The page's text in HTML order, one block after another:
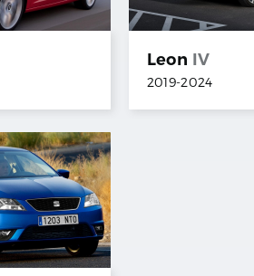
Leon IV
2019-2024